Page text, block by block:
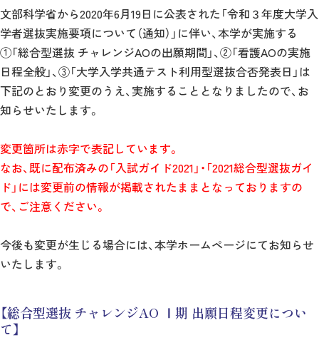
文部科学省から2020年6月19日に公表された「令和３年度大学入
学者選抜実施要項について（通知）」に伴い、本学が実施する
①「総合型選抜 チャレンジAOの出願期間」、②「看護AOの実施
日程全般」、③「大学入学共通テスト利用型選抜合否発表日」は
下記のとおり変更のうえ、実施することとなりましたので、お
知らせいたします。
変更箇所は赤字で表記しています。
なお、既に配布済みの「入試ガイド2021」・「2021総合型選抜ガイ
ド」には変更前の情報が掲載されたままとなっておりますの
で、ご注意ください。
今後も変更が生じる場合には、本学ホームページにてお知らせ
いたします。
【総合型選抜 チャレンジAO Ⅰ期 出願日程変更につい
て】